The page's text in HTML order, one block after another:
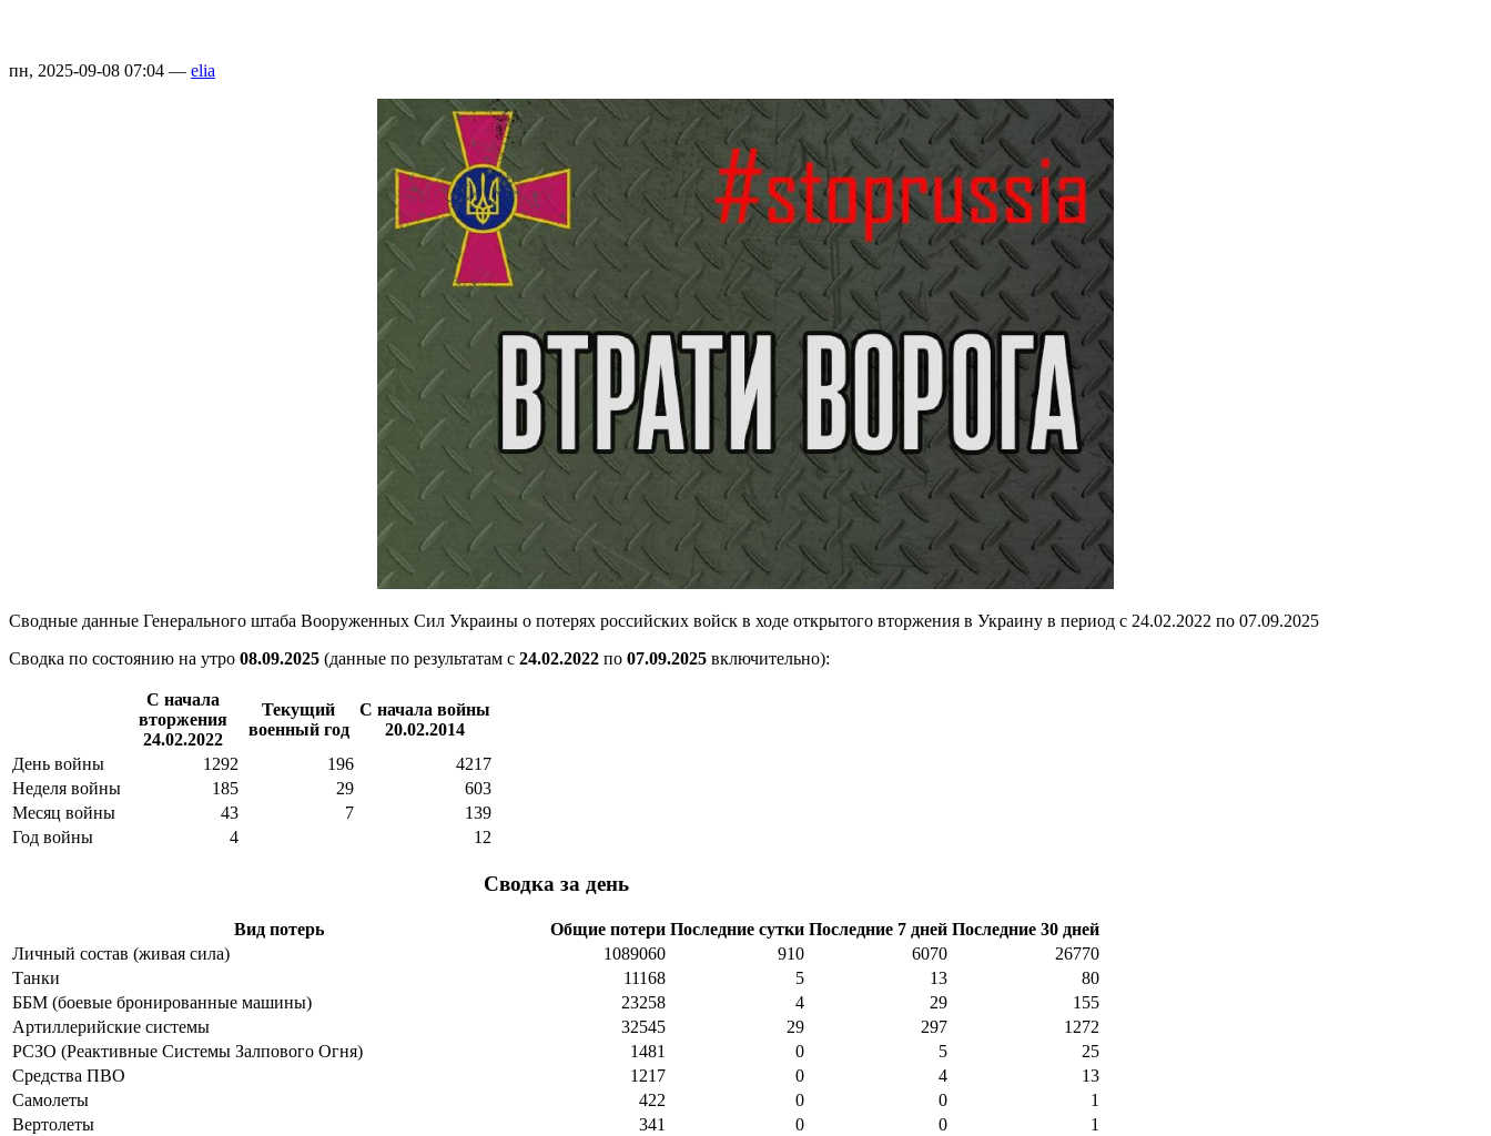
пн, 2025-09-08 07:04 — elia
Сводные данные Генерального штаба Вооруженных Сил Украины о потерях российских войск в ходе открытого вторжения в Украину в период с 24.02.2022 по 07.09.2025
Сводка по состоянию на утро 08.09.2025 (данные по результатам с 24.02.2022 по 07.09.2025 включительно):
С начала
вторжения
24.02.2022
Текущий
военный год
С начала войны
20.02.2014
День войны
1292 196
4217
Неделя войны
185 29
603
Месяц войны
43 7
139
Год войны
4 12
Сводка за день
Вид потерь Общие потери Последние сутки Последние 7 дней Последние 30 дней
Личный состав (живая сила)
1089060 910 6070
26770
Танки
11168 5 13
80
ББМ (боевые бронированные машины)
23258 4 29
155
Артиллерийские системы
32545 29 297
1272
РСЗО (Реактивные Системы Залпового Огня)
1481 0 5
25
Средства ПВО
1217 0 4
13
Самолеты
422 0 0
1
Вертолеты
341 0 0
1